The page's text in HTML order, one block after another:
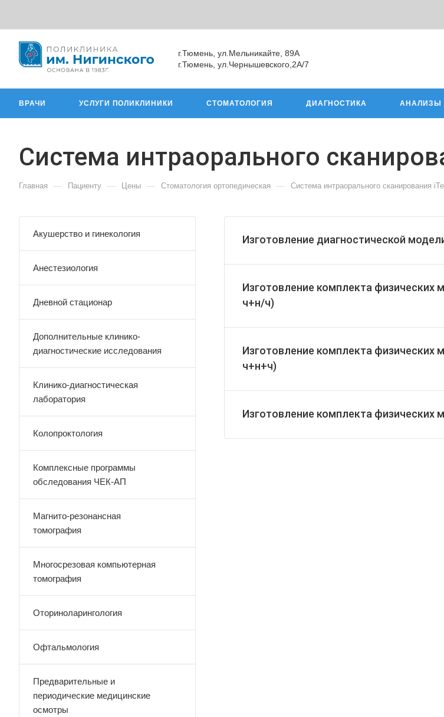
г.Тюмень, ул.Мельникайте, 89А
г.Тюмень, ул.Чернышевского,2А/7
ВРАЧИ УСЛУГИ ПОЛИКЛИНИКИ СТОМАТОЛОГИЯ ДИАГНОСТИКА АНАЛИЗЫ
Система интраорального
Главная — Пациенту — Цены — Стоматология ортопедическая — Система интраорального сканирования
Изготовление диагностической
Изготовление комплекта физических
ч+н/ч)
Изготовление комплекта физических
ч+н+ч)
Изготовление комплекта физических
Акушерство и гинекология
Анестезиология
Дневной стационар
Дополнительные клинико-
диагностические исследования
Клинико-диагностическая
лаборатория
Колопроктология
Комплексные программы
обследования ЧЕК-АП
Магнито-резонансная
томография
Многосрезовая компьютерная
томография
Оториноларингология
Офтальмология
Предварительные и
периодические медицинские
осмотры